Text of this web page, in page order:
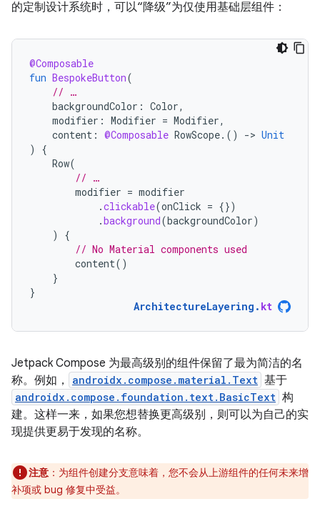
的定制设计系统时，可以“降级”为仅使用基础层组件：
@Composable
fun BespokeButton(
// …
backgroundColor : Color,
modifier : Modifier = Modifier,
content : @Composable RowScope.() -> Unit
)
{
Row(
// …
modifier = modifier
.clickable(onClick = {})
.background(backgroundColor)
)
{
// No Material components used
content()
}
}
ArchitectureLayering . kt
Jetpack Compose 为最高级别的组件保留了最为简洁的名
称。例如，
androidx.compose.material.Text 基于
androidx.compose.foundation.text.BasicText 构
建。这样一来，如果您想替换更高级别，则可以为自己的实
现提供更易于发现的名称。
注意 ：为组件创建分支意味着，您不会从上游组件的任何未来增
补项或 bug 修复中受益。